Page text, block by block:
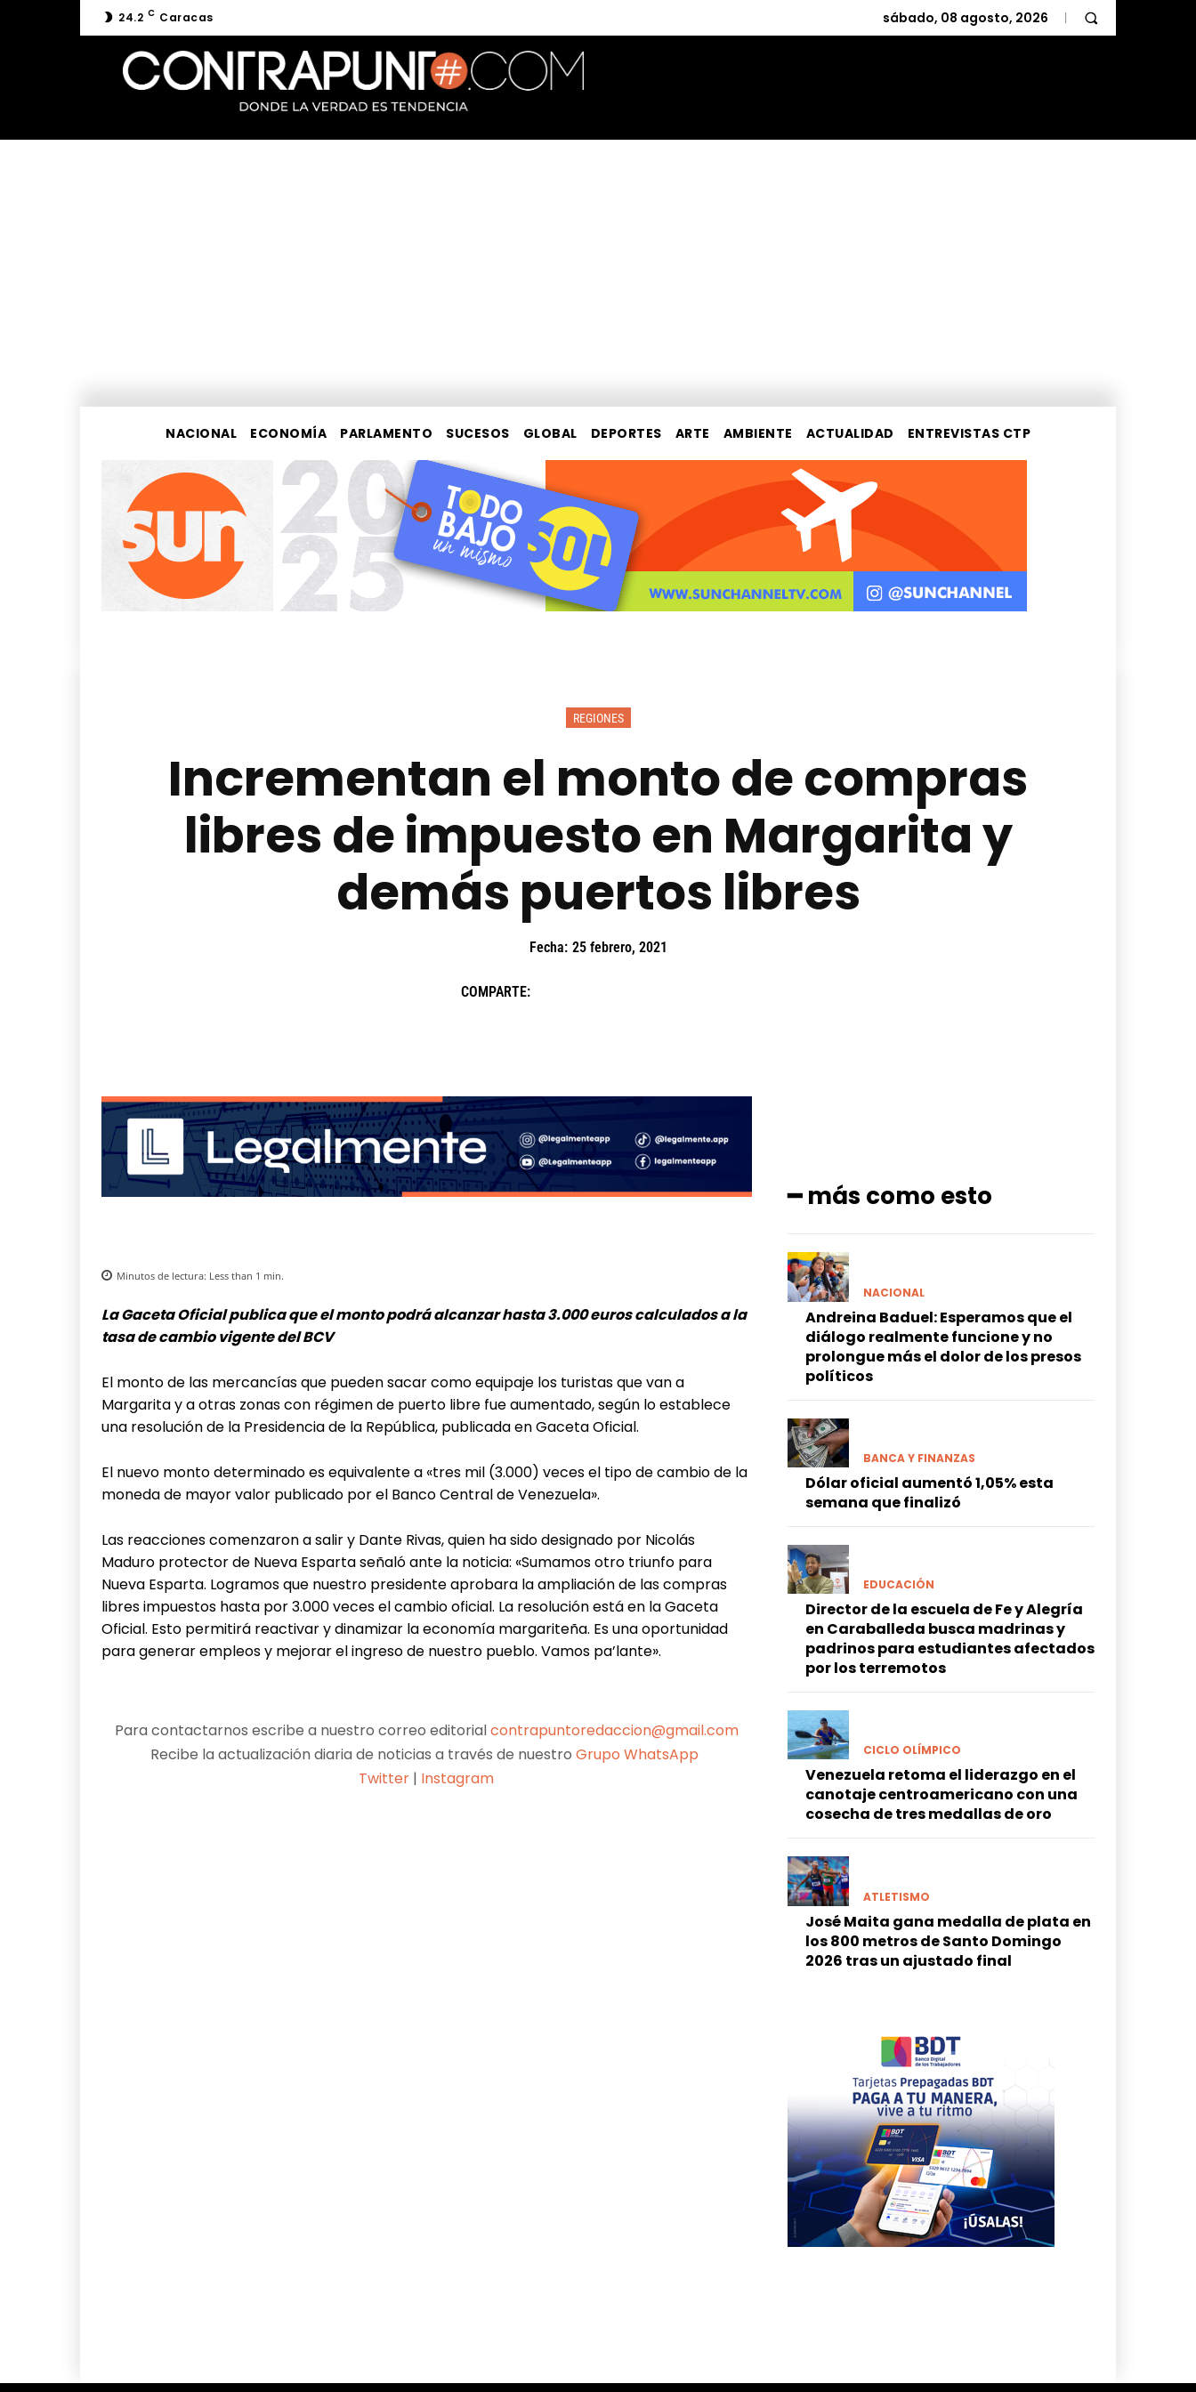
24.2 C Caracas sábado, 08 agosto, 2026
NACIONAL ECONOMÍA PARLAMENTO SUCESOS GLOBAL DEPORTES ARTE AMBIENTE ACTUALIDAD ENTREVISTAS CTP
REGIONES
Incrementan el monto de compras
libres de impuesto en Margarita y
demás puertos libres
Fecha: 25 febrero, 2021
COMPARTE:
Minutos de lectura: Less than 1 min.
La Gaceta Oficial publica que el monto podrá alcanzar hasta 3.000 euros calculados a la
tasa de cambio vigente del BCV
El monto de las mercancías que pueden sacar como equipaje los turistas que van a
Margarita y a otras zonas con régimen de puerto libre fue aumentado, según lo establece
una resolución de la Presidencia de la República, publicada en Gaceta Oficial.
El nuevo monto determinado es equivalente a «tres mil (3.000) veces el tipo de cambio de la
moneda de mayor valor publicado por el Banco Central de Venezuela».
Las reacciones comenzaron a salir y Dante Rivas, quien ha sido designado por Nicolás
Maduro protector de Nueva Esparta señaló ante la noticia: «Sumamos otro triunfo para
Nueva Esparta. Logramos que nuestro presidente aprobara la ampliación de las compras
libres impuestos hasta por 3.000 veces el cambio oficial. La resolución está en la Gaceta
Oficial. Esto permitirá reactivar y dinamizar la economía margariteña. Es una oportunidad
para generar empleos y mejorar el ingreso de nuestro pueblo. Vamos pa’lante».
Para contactarnos escribe a nuestro correo editorialcontrapuntoredaccion@gmail.com
Recibe la actualización diaria de noticias a través de nuestroGrupo WhatsApp
Twitter | Instagram
━ más como esto
NACIONAL
Andreina Baduel: Esperamos que el
diálogo realmente funcione y no
prolongue más el dolor de los presos
políticos
BANCA Y FINANZAS
Dólar oficial aumentó 1,05% esta
semana que finalizó
EDUCACIÓN
Director de la escuela de Fe y Alegría
en Caraballeda busca madrinas y
padrinos para estudiantes afectados
por los terremotos
CICLO OLÍMPICO
Venezuela retoma el liderazgo en el
canotaje centroamericano con una
cosecha de tres medallas de oro
ATLETISMO
José Maita gana medalla de plata en
los 800 metros de Santo Domingo
2026 tras un ajustado final